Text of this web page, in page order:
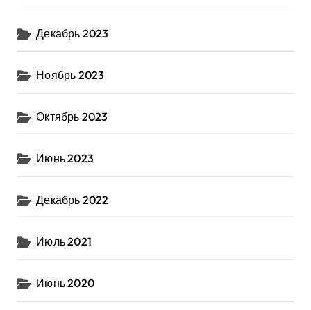
Декабрь 2023
Ноябрь 2023
Октябрь 2023
Июнь 2023
Декабрь 2022
Июль 2021
Июнь 2020